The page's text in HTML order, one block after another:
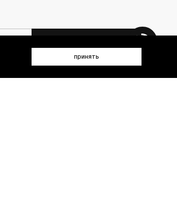
телефон) для получения рекламных и
конфиденциальности
принять